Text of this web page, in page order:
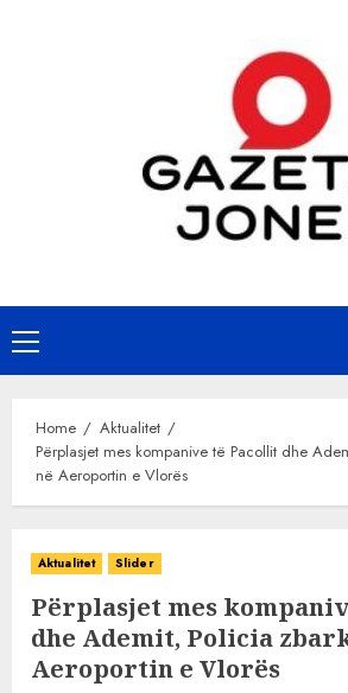
Primary
Menu
Home
Aktualitet
Përplasjet mes kompanive të Pacollit dhe
në Aeroportin e Vlorës
Aktualitet Slider
Përplasjet mes
dhe Ademit, Policia
Aeroportin e Vlorës